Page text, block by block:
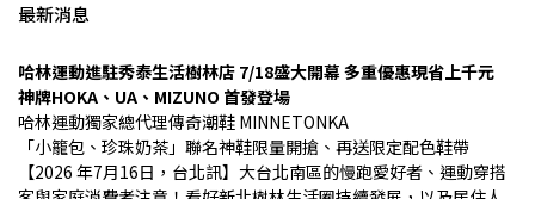
最新消息
哈林運動進駐秀泰生活樹林店 7/18盛大開幕 多重優惠現省上千元
神牌HOKA、UA、MIZUNO 首發登場
哈林運動獨家總代理傳奇潮鞋 MINNETONKA
「小籠包、珍珠奶茶」聯名神鞋限量開搶、再送限定配色鞋帶
【2026 年7月16日，台北訊】大台北南區的慢跑愛好者、運動穿搭